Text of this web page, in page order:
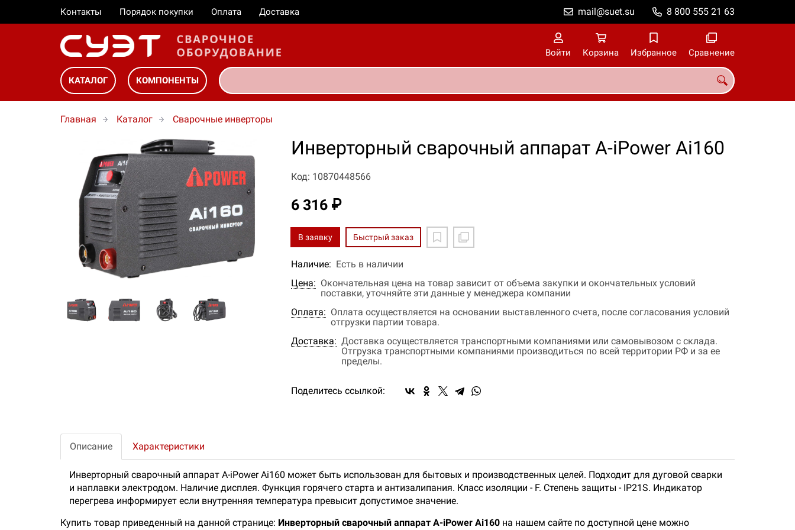
Контакты Порядок покупки Оплата Доставка 8 800 555 21 63
mail@suet.su
Войти Корзина Избранное Сравнение
КАТАЛОГ КОМПОНЕНТЫ
Главная Каталог Сварочные инверторы
Инверторный сварочный аппарат A-iPower Ai160
Код: 10870448566
6 316 ₽
В заявку Быстрый заказ
Наличие: Есть в наличии
Цена: Окончательная цена на товар зависит от объема закупки и окончательных условий
поставки, уточняйте эти данные у менеджера компании
Оплата: Оплата осуществляется на основании выставленного счета, после согласования условий
отгрузки партии товара.
Доставка: Доставка осуществляется транспортными компаниями или самовывозом с склада.
Отгрузка транспортными компаниями производиться по всей территории РФ и за ее
пределы.
Поделитесь ссылкой:
Описание Характеристики
Инверторный сварочный аппарат A-iPower Ai160 может быть использован для бытовых и производственных целей. Подходит для дуговой сварки
и наплавки электродом. Наличие дисплея. Функция горячего старта и антизалипания. Класс изоляции - F. Степень защиты - IP21S. Индикатор
перегрева информирует если внутренняя температура превысит допустимое значение.
Купить товар приведенный на данной странице: Инверторный сварочный аппарат A-iPower Ai160 на нашем сайте по доступной цене можно